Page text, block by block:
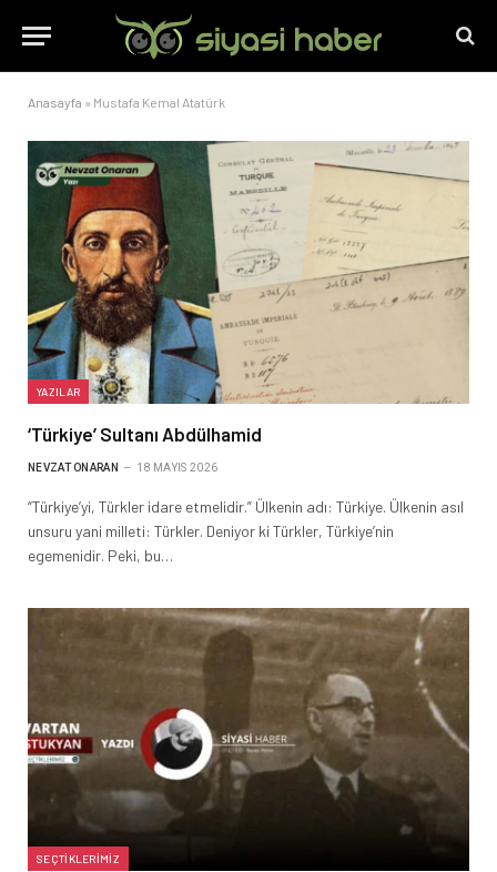
Anasayfa » Mustafa Kemal Atatürk
YAZILAR
‘Türkiye’ Sultanı Abdülhamid
NEVZAT ONARAN 18 MAYIS 2026
“Türkiye’yi, Türkler idare etmelidir.” Ülkenin adı: Türkiye. Ülkenin asıl
unsuru yani milleti: Türkler. Deniyor ki Türkler, Türkiye’nin
egemenidir. Peki, bu…
SEÇTIKLERIMIZ